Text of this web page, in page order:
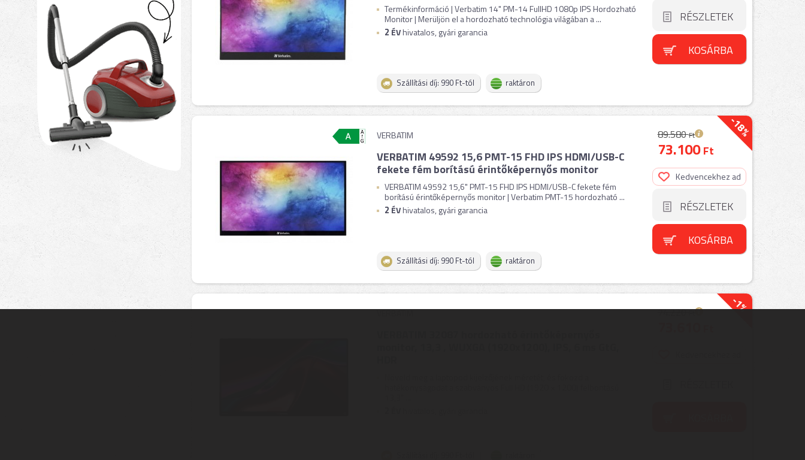
Termékinformáció | Verbatim 14" PM-14 FullHD 1080p IPS Hordozható
Monitor | Merüljön el a hordozható technológia világában a ...
2 ÉVhivatalos, gyári garancia
Szállítási díj: 990 Ft-tól raktáron
RÉSZLETEK
KOSÁRBA
-18%
VERBATIM
VERBATIM 49592 15,6 PMT-15 FHD IPS HDMI/USB-C
fekete fém borítású érintőképernyős monitor
VERBATIM 49592 15,6" PMT-15 FHD IPS HDMI/USB-C fekete fém
borítású érintőképernyős monitor | Verbatim PMT-15 hordozható ...
2 ÉVhivatalos, gyári garancia
Szállítási díj: 990 Ft-tól raktáron
89.580Ft
73.100Ft
Kedvencekhez ad
RÉSZLETEK
KOSÁRBA
-1%
VERBATIM 74.220Ft